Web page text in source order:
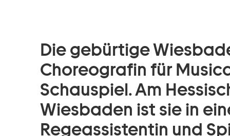
Die gebürtige
Choreografin für
Schauspiel. Am
Wiesbaden ist sie in
Regeassistentin und